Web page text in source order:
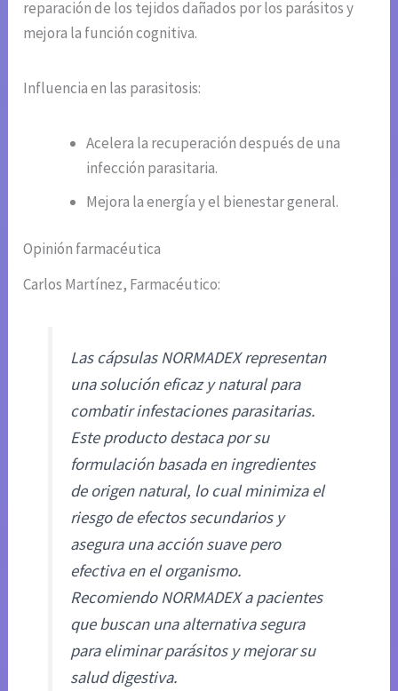
reparación de los tejidos dañados por los parásitos y
mejora la función cognitiva.
Influencia en las parasitosis:
Acelera la recuperación después de una
infección parasitaria.
Mejora la energía y el bienestar general.
Opinión farmacéutica
Carlos Martínez, Farmacéutico:
Las cápsulas NORMADEX representan
una solución eficaz y natural para
combatir infestaciones parasitarias.
Este producto destaca por su
formulación basada en ingredientes
de origen natural, lo cual minimiza el
riesgo de efectos secundarios y
asegura una acción suave pero
efectiva en el organismo.
Recomiendo NORMADEX a pacientes
que buscan una alternativa segura
para eliminar parásitos y mejorar su
salud digestiva.